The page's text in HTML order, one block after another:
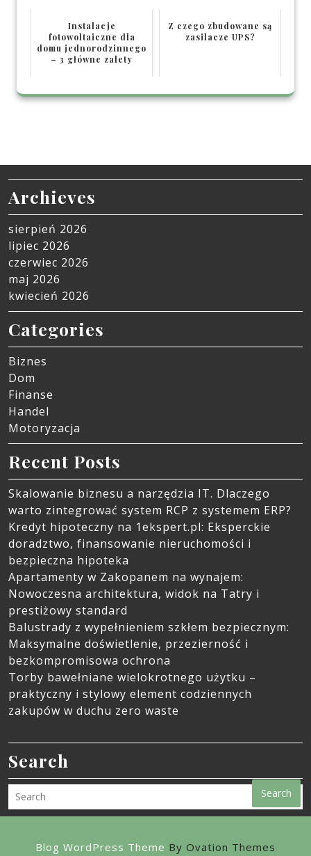
Instalacje
fotowoltaiczne dla
domu jednorodzinnego
– 3 główne zalety
Z czego zbudowane są
zasilacze UPS?
Archieves
sierpień 2026
lipiec 2026
czerwiec 2026
maj 2026
kwiecień 2026
Categories
Biznes
Dom
Finanse
Handel
Motoryzacja
Recent Posts
Skalowanie biznesu a narzędzia IT. Dlaczego
warto zintegrować system RCP z systemem ERP?
Kredyt hipoteczny na 1ekspert.pl: Eksperckie
doradztwo, finansowanie nieruchomości i
bezpieczna hipoteka
Apartamenty w Zakopanem na wynajem:
Nowoczesna architektura, widok na Tatry i
prestiżowy standard
Balustrady z wypełnieniem szkłem bezpiecznym:
Maksymalne doświetlenie, przezierność i
bezkompromisowa ochrona
Torby bawełniane wielokrotnego użytku –
praktyczny i stylowy element codziennych
zakupów w duchu zero waste
Search
Search
Blog WordPress Theme By Ovation Themes